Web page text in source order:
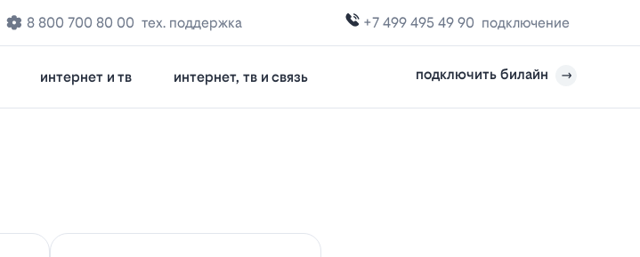
8 800 700 80 00 тех. поддержка +7 499 495 49 90 подключение
интернет и тв интернет, тв и связь подключить билайн